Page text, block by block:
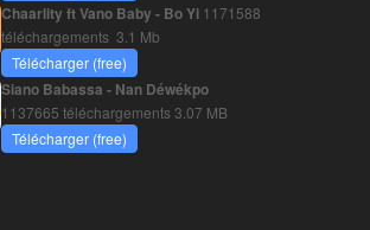
Chaarlity ft Vano Baby - Bo Yi 1171588
téléchargements 3.1 Mb
Télécharger (free)
Siano Babassa - Nan Déwékpo
1137665 téléchargements3.07 MB
Télécharger (free)